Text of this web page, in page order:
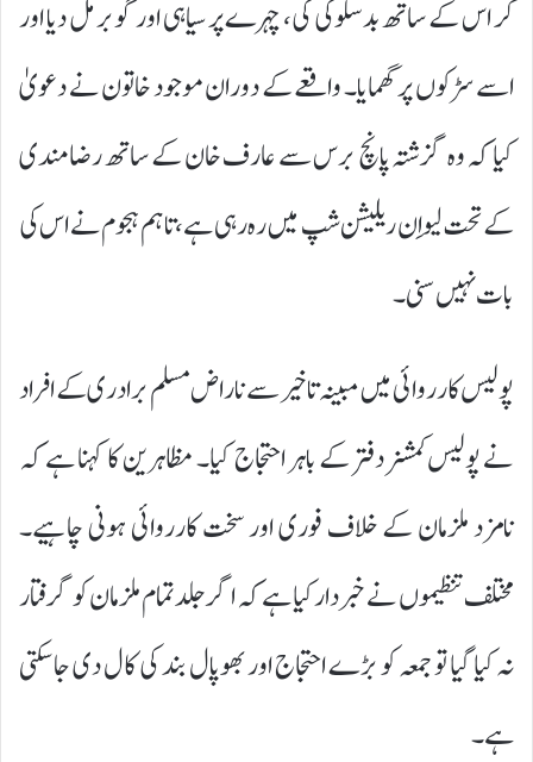
کر اس کے ساتھ بدسلوکی کی، چہرے پر سیاہی اور گوبر مل دیا اور
اسے سڑکوں پر گھمایا۔ واقعے کے دوران موجود خاتون نے دعویٰ
کیا کہ وہ گزشتہ پانچ برس سے عارف خان کے ساتھ رضامندی
کے تحت لیو اِن ریلیشن شپ میں رہ رہی ہے، تاہم ہجوم نے اس کی
بات نہیں سنی۔
پولیس کارروائی میں مبینہ تاخیر سے ناراض مسلم برادری کے افراد
نے پولیس کمشنر دفتر کے باہر احتجاج کیا۔ مظاہرین کا کہنا ہے کہ
نامزد ملزمان کے خلاف فوری اور سخت کارروائی ہونی چاہیے۔
مختلف تنظیموں نے خبردار کیا ہے کہ اگر جلد تمام ملزمان کو گرفتار
نہ کیا گیا تو جمعہ کو بڑے احتجاج اور بھوپال بند کی کال دی جا سکتی
ہے۔